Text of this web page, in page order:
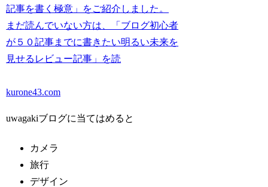
記事を書く極意」をご紹介しました。
まだ読んでいない方は、「ブログ初心者
が５０記事までに書きたい明るい未来を
見せるレビュー記事」を読
kurone43.com
uwagakiブログに当てはめると
カメラ
旅行
デザイン